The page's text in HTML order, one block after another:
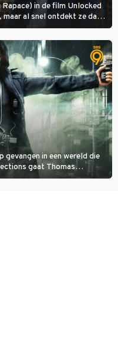
in de film Unlocked
maar al snel ontdekt ze dat
heeft.
gevangen in een wereld die
gaat Thomas